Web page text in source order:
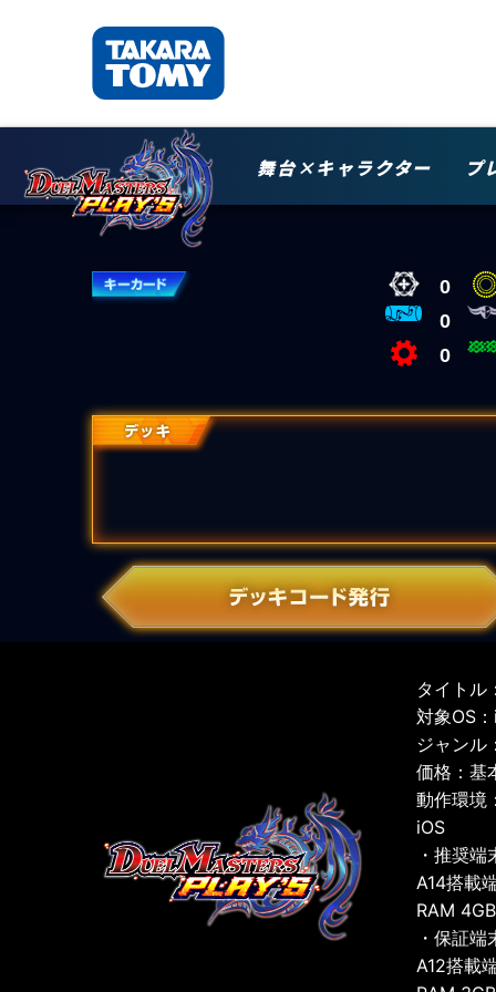
舞台×キャラクター プ
0
0
0
タイトル
対象OS
ジャンル
価格：基
動作環境
iOS
・推奨端
A14搭載
RAM
・保証端
A12搭載